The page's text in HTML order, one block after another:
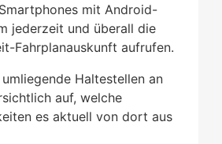
mit Android-
jederzeit und überall die
Fahrplanauskunft aufrufen.
Haltestellen an
auf, welche
es aktuell von dort aus